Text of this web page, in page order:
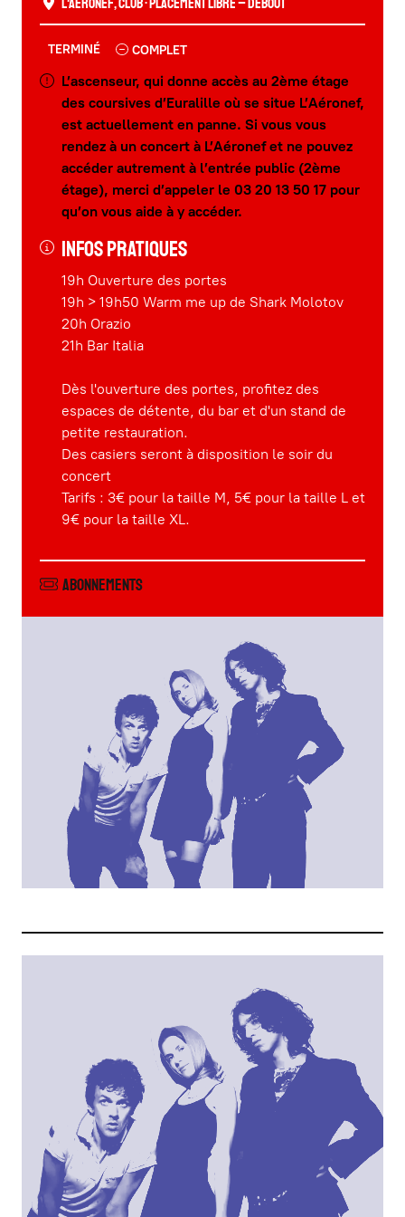
L'Aéronef,Club• Placement libre – Debout
TERMINÉ COMPLET
L’ascenseur, qui donne accès au 2ème étage
des coursives d’Euralille où se situe L’Aéronef,
est actuellement en panne. Si vous vous
rendez à un concert à L’Aéronef et ne pouvez
accéder autrement à l’entrée public (2ème
étage), merci d’appeler le 03 20 13 50 17 pour
qu’on vous aide à y accéder.
Infos pratiques
19h Ouverture des portes
19h > 19h50 Warm me up de Shark Molotov
20h Orazio
21h Bar Italia
Dès l'ouverture des portes, profitez des
espaces de détente, du bar et d'un stand de
petite restauration.
Des casiers seront à disposition le soir du
concert
Tarifs : 3€ pour la taille M, 5€ pour la taille L et
9€ pour la taille XL.
Abonnements